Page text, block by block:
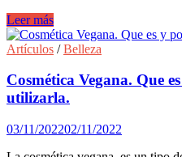
Rutina
beauty
para
invierno.
Leer más
Artículos /Belleza
Cosmética Vegana. Que
utilizarla.
03/11/202202/11/2022